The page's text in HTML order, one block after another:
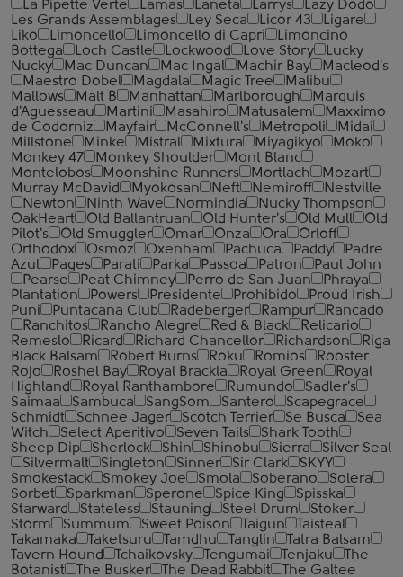
La Pipette Verte
Lamas Laneta Larrys
Lazy Dodo
Les Grands Assemblages
Ley Seca Licor 43
Ligare
Liko
Limoncello Limoncello di Capri
Limoncino
Bottega
Loch Castle Lockwood Love Story
Lucky
Nucky
Mac Duncan Mac Ingal Machir Bay
Macleod's
Maestro Dobel
Magdala Magic Tree
Malibu
Mallows
Malt B Manhattan Marlborough
Marquis
d'Aguesseau
Martini Masahiro Matusalem
Maxximo
de Codorniz
Mayfair McConnell's Metropoli
Midai
Millstone
Minke Mistral Mixtura Miyagikyo
Moko
Monkey 47
Monkey Shoulder
Mont Blanc
Montelobos
Moonshine Runners Mortlach
Mozart
Murray McDavid
Myokosan Neft Nemiroff
Nestville
Newton
Ninth Wave Normindia
Nucky Thompson
OakHeart
Old Ballantruan Old Hunter's Old Mull
Old
Pilot's
Old Smuggler Omar Onza Ora
Orloff
Orthodox
Osmoz Oxenham Pachuca Paddy
Padre
Azul
Pages Parati Parka Passoa Patron
Paul John
Pearse
Peat Chimney Perro de San Juan
Phraya
Plantation
Powers Presidente Prohibido
Proud Irish
Puni
Puntacana Club Radeberger Rampur
Rancado
Ranchitos
Rancho Alegre Red & Black
Relicario
Remeslo
Ricard Richard Chancellor Richardson
Riga
Black Balsam
Robert Burns Roku Romios
Rooster
Rojo
Roshel Bay Royal Brackla Royal Green
Royal
Highland
Royal Ranthambore Rumundo
Sadler's
Saimaa
Sambuca SangSom Santero
Scapegrace
Schmidt
Schnee Jager Scotch Terrier Se Busca
Sea
Witch
Select Aperitivo Seven Tails
Shark Tooth
Sheep Dip
Sherlock Shin Shinobu Sierra
Silver Seal
Silvermalt
Singleton Sinner Sir Clark
SKYY
Smokestack
Smokey Joe Smola Soberano
Solera
Sorbet
Sparkman Sperone Spice King
Spisska
Starward
Stateless Stauning Steel Drum
Stoker
Storm
Summum Sweet Poison Taigun
Taisteal
Takamaka
Taketsuru Tamdhu Tanglin
Tatra Balsam
Tavern Hound
Tchaikovsky Tengumai Tenjaku
The
Botanist
The Busker The Dead Rabbit
The Galtee